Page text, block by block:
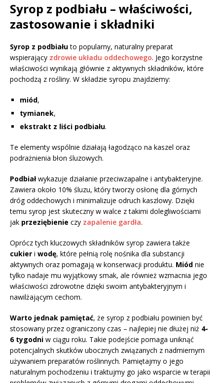
Syrop z podbiału – właściwości,
zastosowanie i składniki
Syrop z podbiałuto popularny, naturalny preparat
wspierający zdrowie układu oddechowego. Jego korzystne
właściwości wynikają głównie z aktywnych składników, które
pochodzą z rośliny. W składzie syropu znajdziemy:
miód,
tymianek,
ekstrakt z liści podbiału.
Te elementy wspólnie działają łagodząco na kaszel oraz
podrażnienia błon śluzowych.
Podbiałwykazuje działanie przeciwzapalne i antybakteryjne.
Zawiera około 10% śluzu, który tworzy osłonę dla górnych
dróg oddechowych i minimalizuje odruch kaszlowy. Dzięki
temu syrop jest skuteczny w walce z takimi dolegliwościami
jak przeziębienie czy zapalenie gardła.
Oprócz tych kluczowych składników syrop zawiera także
cukier i wodę, które pełnią rolę nośnika dla substancji
aktywnych oraz pomagają w konserwacji produktu. Miód nie
tylko nadaje mu wyjątkowy smak, ale również wzmacnia jego
właściwości zdrowotne dzięki swoim antybakteryjnym i
nawilżającym cechom.
Warto jednak pamiętać, że syrop z podbiału powinien być
stosowany przez ograniczony czas – najlepiej nie dłużej niż 4-
6 tygodni w ciągu roku. Takie podejście pomaga uniknąć
potencjalnych skutków ubocznych związanych z nadmiernym
używaniem preparatów roślinnych. Pamiętajmy o jego
naturalnym pochodzeniu i traktujmy go jako wsparcie w terapii